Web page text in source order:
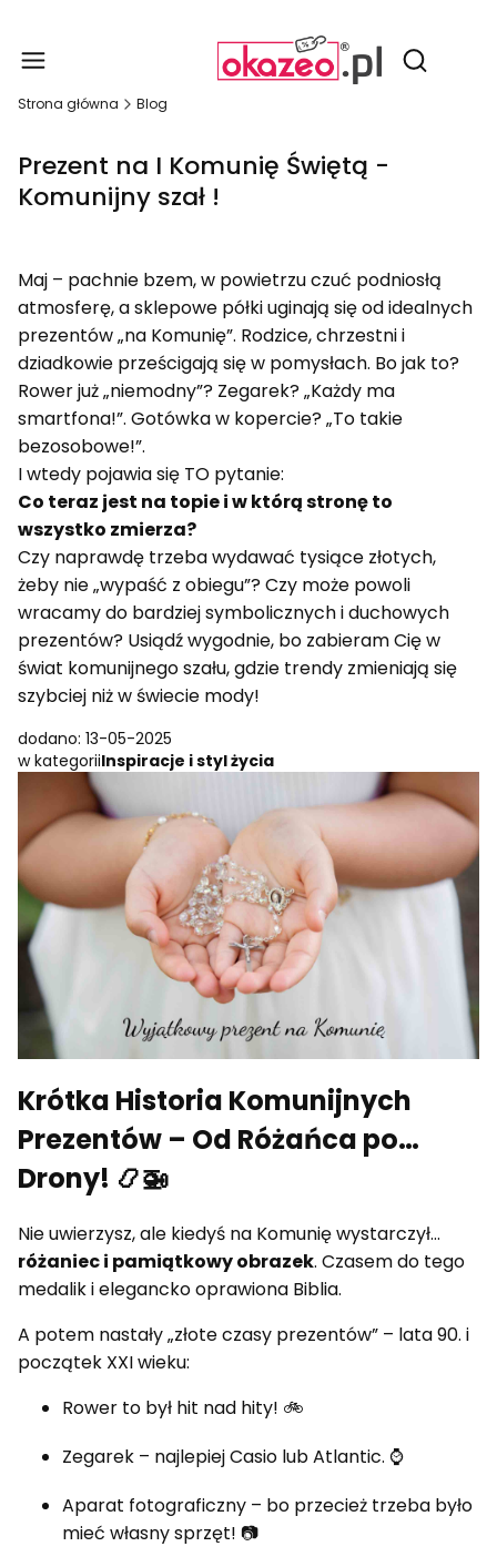
Otwórz
Strona główna Blog
Prezent na I Komunię Świętą -
Komunijny szał !
Maj – pachnie bzem, w powietrzu czuć podniosłą
atmosferę, a sklepowe półki uginają się od idealnych
prezentów „na Komunię”. Rodzice, chrzestni i
dziadkowie prześcigają się w pomysłach. Bo jak to?
Rower już „niemodny”? Zegarek? „Każdy ma
smartfona!”. Gotówka w kopercie? „To takie
bezosobowe!”.
I wtedy pojawia się TO pytanie:
Co teraz jest na topie i w którą stronę to
wszystko zmierza?
Czy naprawdę trzeba wydawać tysiące złotych,
żeby nie „wypaść z obiegu”? Czy może powoli
wracamy do bardziej symbolicznych i duchowych
prezentów? Usiądź wygodnie, bo zabieram Cię w
świat komunijnego szału, gdzie trendy zmieniają się
szybciej niż w świecie mody!
dodano: 13-05-2025
w kategoriiInspiracje i styl życia
Krótka Historia Komunijnych
Prezentów – Od Różańca po…
Drony! 📿🚁
Nie uwierzysz, ale kiedyś na Komunię wystarczył…
różaniec i pamiątkowy obrazek. Czasem do tego
medalik i elegancko oprawiona Biblia.
A potem nastały „złote czasy prezentów” – lata 90. i
początek XXI wieku:
Rower to był hit nad hity! 🚲
Zegarek – najlepiej Casio lub Atlantic. ⌚
Aparat fotograficzny – bo przecież trzeba było
mieć własny sprzęt! 📷